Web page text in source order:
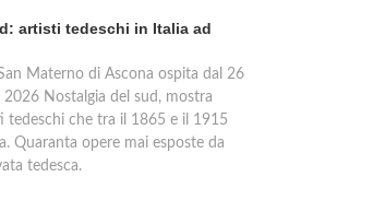
artisti tedeschi in Italia ad
Materno di Ascona ospita dal 26
Nostalgia del sud, mostra
tedeschi che tra il 1865 e il 1915
Quaranta opere mai esposte da
tedesca.